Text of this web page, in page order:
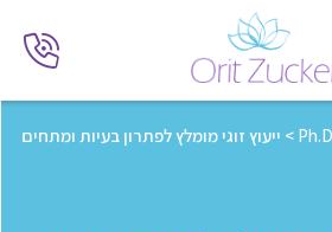
> ייעוץ זוגי מומלץ לפתרון בעיות ומתחים